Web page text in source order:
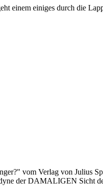
einem einiges durch die
vom Verlag von Julius
der DAMALIGEN Sicht